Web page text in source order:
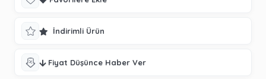
İndirimli Ürün
Fiyat Düşünce Haber Ver